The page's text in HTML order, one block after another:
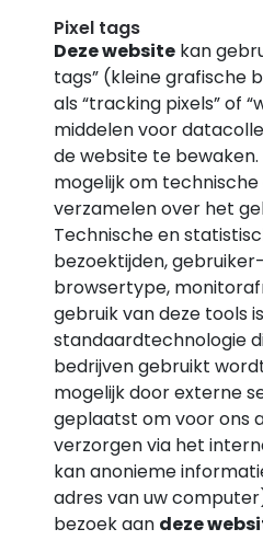
Pixel tags
Deze website kan
tags” (kleine grafische
als “tracking pixels” of
middelen voor
de website te
mogelijk om
verzamelen over het
Technische en
bezoektijden,
browsertype,
gebruik van deze tools
standaardtechnologie
bedrijven gebruikt
mogelijk door externe
geplaatst om voor ons
verzorgen via het
kan anonieme
adres van uw
bezoek aan deze